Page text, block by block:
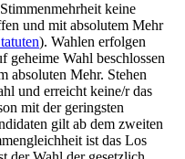
keine
und mit absolutem Mehr
). Wahlen erfolgen
geheime Wahl beschlossen
absoluten Mehr. Stehen
und erreicht keine/r das
mit der geringsten
gilt ab dem zweiten
ist das Los